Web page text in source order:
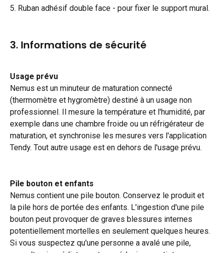
5. Ruban adhésif double face - pour fixer le support mural.
3. Informations de sécurité
Usage prévu
Nemus est un minuteur de maturation connecté
(thermomètre et hygromètre) destiné à un usage non
professionnel. Il mesure la température et l'humidité, par
exemple dans une chambre froide ou un réfrigérateur de
maturation, et synchronise les mesures vers l'application
Tendy. Tout autre usage est en dehors de l'usage prévu.
Pile bouton et enfants
Nemus contient une pile bouton. Conservez le produit et
la pile hors de portée des enfants. L'ingestion d'une pile
bouton peut provoquer de graves blessures internes
potentiellement mortelles en seulement quelques heures.
Si vous suspectez qu'une personne a avalé une pile,